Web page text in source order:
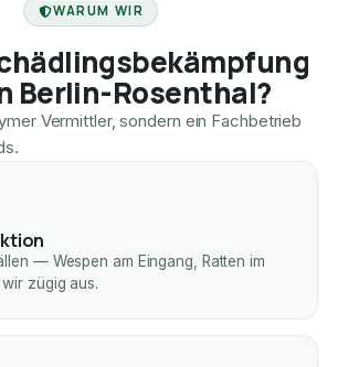
WARUM WIR
Berlin-Rosenthal?
Vermittler, sondern ein Fachbetrieb
— Wespen am Eingang, Ratten im
zügig aus.